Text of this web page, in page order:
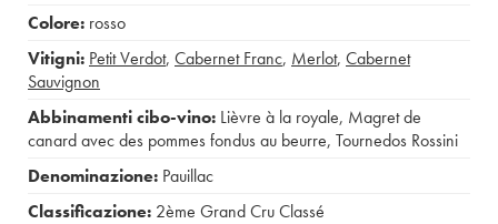
Colore: rosso
Vitigni: Petit Verdot, Cabernet Franc, Merlot, Cabernet
Sauvignon
Abbinamenti cibo-vino: Lièvre à la royale, Magret de
canard avec des pommes fondus au beurre, Tournedos Rossini
Denominazione: Pauillac
Classificazione: 2ème Grand Cru Classé